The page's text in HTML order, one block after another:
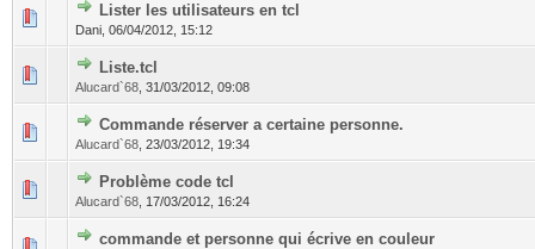
Lister les utilisateurs en tcl
Dani, 06/04/2012, 15:12
Liste.tcl
Alucard`68 31/03/2012, 09:08
Commande réserver a certaine personne.
Alucard`68 23/03/2012, 19:34
Problème code tcl
Alucard`68 17/03/2012, 16:24
commande et personne qui écrive en couleur